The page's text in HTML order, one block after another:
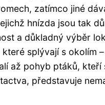
zatímco jiné
hnízda jsou tak
a důkladný výběr
splývají s okolím
až pohyb ptáků,
představuje